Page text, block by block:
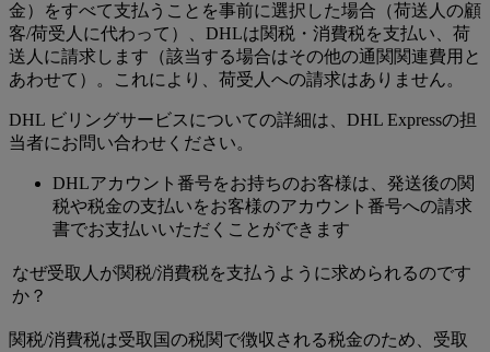
金）をすべて支払うことを事前に選択した場合（荷送人の顧
客/荷受人に代わって）、DHLは関税・消費税を支払い、荷
送人に請求します（該当する場合はその他の通関関連費用と
あわせて）。これにより、荷受人への請求はありません。
DHL ビリングサービスについての詳細は、DHL Expressの担
当者にお問い合わせください。
DHLアカウント番号をお持ちのお客様は、発送後の関
税や税金の支払いをお客様のアカウント番号への請求
書でお支払いいただくことができます
なぜ受取人が関税/消費税を支払うように求められるのです
か？
関税/消費税は受取国の税関で徴収される税金のため、受取